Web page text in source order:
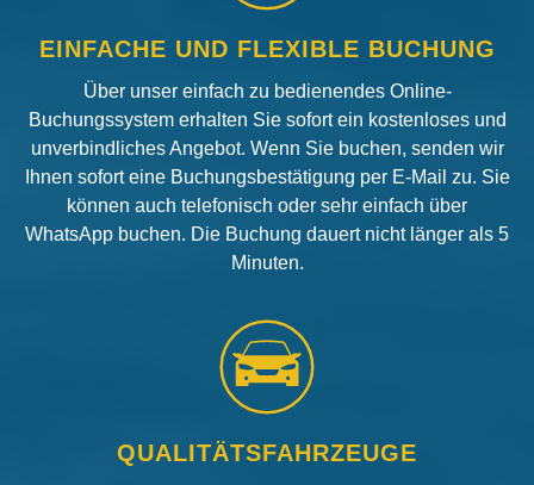
EINFACHE UND FLEXIBLE BUCHUNG
Über unser einfach zu bedienendes Online-
Buchungssystem erhalten Sie sofort ein kostenloses und
unverbindliches Angebot. Wenn Sie buchen, senden wir
Ihnen sofort eine Buchungsbestätigung per E-Mail zu. Sie
können auch telefonisch oder sehr einfach über
WhatsApp buchen. Die Buchung dauert nicht länger als 5
Minuten.
QUALITÄTSFAHRZEUGE